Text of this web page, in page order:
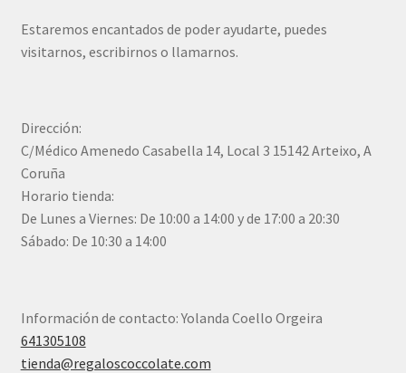
Estaremos encantados de poder ayudarte, puedes
visitarnos, escribirnos o llamarnos.
Dirección:
C/Médico Amenedo Casabella 14, Local 3 15142 Arteixo, A
Coruña
Horario tienda:
De Lunes a Viernes: De 10:00 a 14:00 y de 17:00 a 20:30
Sábado: De 10:30 a 14:00
Información de contacto: Yolanda Coello Orgeira
641305108
tienda@regaloscoccolate.com